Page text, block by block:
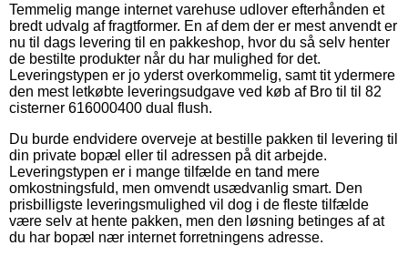
Temmelig mange internet varehuse udlover efterhånden et
bredt udvalg af fragtformer. En af dem der er mest anvendt er
nu til dags levering til en pakkeshop, hvor du så selv henter
de bestilte produkter når du har mulighed for det.
Leveringstypen er jo yderst overkommelig, samt tit ydermere
den mest letkøbte leveringsudgave ved køb af Bro til til 82
cisterner 616000400 dual flush.
Du burde endvidere overveje at bestille pakken til levering til
din private bopæl eller til adressen på dit arbejde.
Leveringstypen er i mange tilfælde en tand mere
omkostningsfuld, men omvendt usædvanlig smart. Den
prisbilligste leveringsmulighed vil dog i de fleste tilfælde
være selv at hente pakken, men den løsning betinges af at
du har bopæl nær internet forretningens adresse.